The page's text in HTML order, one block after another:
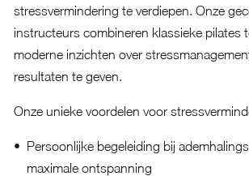
stressvermindering te verdiepen. Onze
instructeurs combineren klassieke pilates
moderne inzichten over
resultaten te geven.
Onze unieke voordelen voor
Persoonlijke begeleiding bij
maximale ontspanning